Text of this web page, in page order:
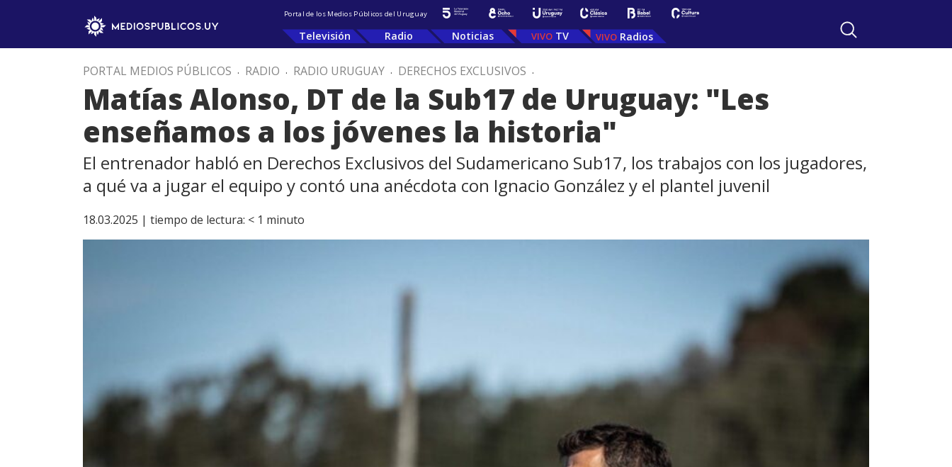
Portal de los Medios Públicos del Uruguay
Televisión Radio Noticias TV Radios
PORTAL MEDIOS PÚBLICOS . RADIO . RADIO URUGUAY . DERECHOS EXCLUSIVOS .
Matías Alonso, DT de la Sub17 de Uruguay: "Les
enseñamos a los jóvenes la historia"
El entrenador habló en Derechos Exclusivos del Sudamericano Sub17, los trabajos con los jugadores,
a qué va a jugar el equipo y contó una anécdota con Ignacio González y el plantel juvenil
18.03.2025 | tiempo de lectura: < 1 minuto